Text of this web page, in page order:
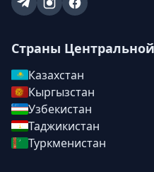
Страны
Казахстан
Кыргызстан
Узбекистан
Таджикистан
Туркменистан